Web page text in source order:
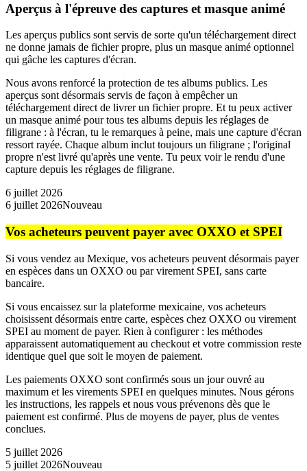
Aperçus à l'épreuve des captures et masque animé
Les aperçus publics sont servis de sorte qu'un téléchargement direct
ne donne jamais de fichier propre, plus un masque animé optionnel
qui gâche les captures d'écran.
Nous avons renforcé la protection de tes albums publics. Les
aperçus sont désormais servis de façon à empêcher un
téléchargement direct de livrer un fichier propre. Et tu peux activer
un masque animé pour tous tes albums depuis les réglages de
filigrane : à l'écran, tu le remarques à peine, mais une capture d'écran
ressort rayée. Chaque album inclut toujours un filigrane ; l'original
propre n'est livré qu'après une vente. Tu peux voir le rendu d'une
capture depuis les réglages de filigrane.
6 juillet 2026
6 juillet 2026Nouveau
Vos acheteurs peuvent payer avec OXXO et SPEI
Si vous vendez au Mexique, vos acheteurs peuvent désormais payer
en espèces dans un OXXO ou par virement SPEI, sans carte
bancaire.
Si vous encaissez sur la plateforme mexicaine, vos acheteurs
choisissent désormais entre carte, espèces chez OXXO ou virement
SPEI au moment de payer. Rien à configurer : les méthodes
apparaissent automatiquement au checkout et votre commission reste
identique quel que soit le moyen de paiement.
Les paiements OXXO sont confirmés sous un jour ouvré au
maximum et les virements SPEI en quelques minutes. Nous gérons
les instructions, les rappels et nous vous prévenons dès que le
paiement est confirmé. Plus de moyens de payer, plus de ventes
conclues.
5 juillet 2026
5 juillet 2026Nouveau